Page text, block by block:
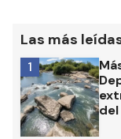
Las más
1